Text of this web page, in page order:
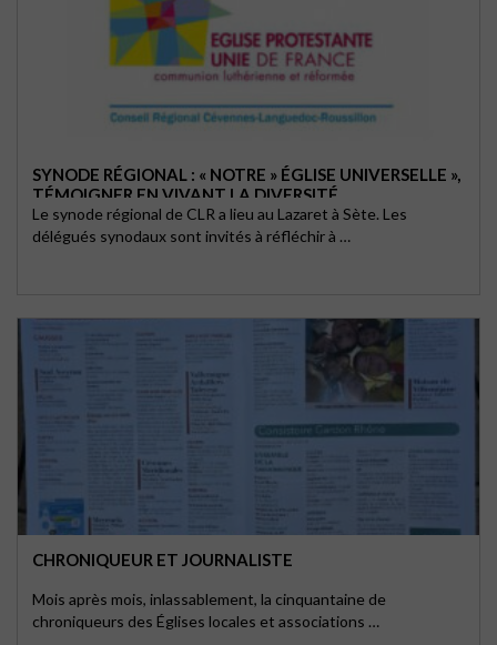
SYNODE RÉGIONAL : « NOTRE » ÉGLISE UNIVERSELLE »,
TÉMOIGNER EN VIVANT LA DIVERSITÉ
Le synode régional de CLR a lieu au Lazaret à Sète. Les
délégués synodaux sont invités à réfléchir à …
CHRONIQUEUR ET JOURNALISTE
Mois après mois, inlassablement, la cinquantaine de
chroniqueurs des Églises locales et associations …